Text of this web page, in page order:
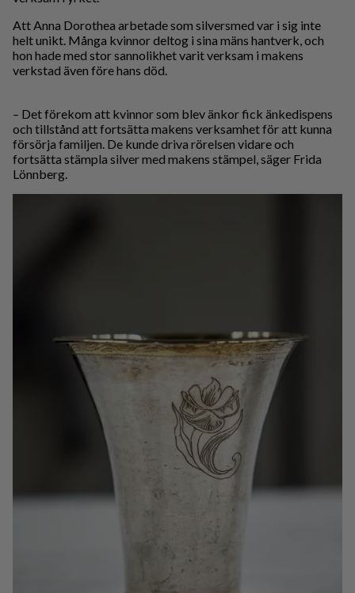
Att Anna Dorothea arbetade som silversmed var i sig inte
helt unikt. Många kvinnor deltog i sina mäns hantverk, och
hon hade med stor sannolikhet varit verksam i makens
verkstad även före hans död.
– Det förekom att kvinnor som blev änkor fick änkedispens
och tillstånd att fortsätta makens verksamhet för att kunna
försörja familjen. De kunde driva rörelsen vidare och
fortsätta stämpla silver med makens stämpel, säger Frida
Lönnberg.